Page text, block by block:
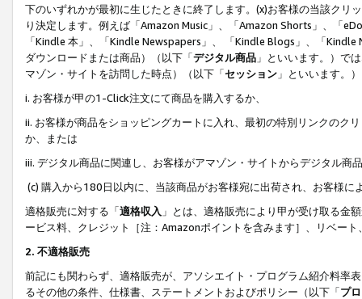
下のいずれかが最初に生じたときに終了します。(x)お客様の当該ク
り決定します。例えば「Amazon Music」、「Amazon Shorts」、「
「Kindle 本」、「Kindle Newspapers」、 「Kindle Blogs」、「
ダウンロードまたは商品）（以下「デジタル商品 」といいます。）で
マゾン・サイトを訪問した時点）（以下「セッション 」といいます。
i. お客様が甲の1-Click注文にて商品を購入するか、
ii. お客様が商品をショッピングカートに入れ、最初の特別リンクのク
か、または
iii. デジタル商品に関連し、お客様がアマゾン・サイトからデジタル
(c) 購入から180日以内に、当該商品がお客様宛に出荷され、お客様
適格販売に対する「適格収入 」とは、適格販売により甲が受け取る金
ービス料、クレジット［注：Amazonポイントを含みます］、リベー
2. 不適格販売
前記にも関わらず、適格販売が、アソシエイト・プログラム紹介料率
るその他の条件、仕様書、ステートメントおよびポリシー（以下「プ